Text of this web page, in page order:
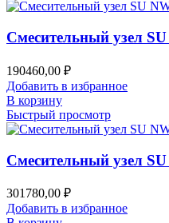
Смесительный узел
190460,00 ₽
Добавить в избранное
В корзину
Быстрый просмотр
Смесительный узел
301780,00 ₽
Добавить в избранное